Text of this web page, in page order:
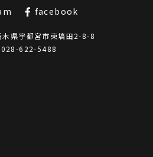
facebook
県宇都宮市東塙田2-8-8
028-622-5488